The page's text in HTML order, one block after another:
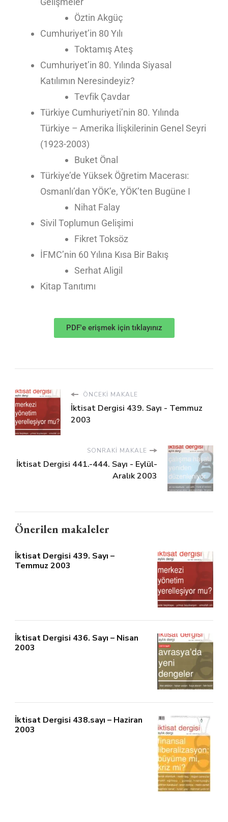
Öztin Akgüç
Cumhuriyet’in 80 Yılı
Toktamış Ateş
Cumhuriyet’in 80. Yılında Siyasal
Katılımın Neresindeyiz?
Tevfik Çavdar
Türkiye Cumhuriyeti’nin 80. Yılında
Türkiye – Amerika İlişkilerinin Genel Seyri
(1923-2003)
Buket Önal
Türkiye’de Yüksek Öğretim Macerası:
Osmanlı’dan YÖK’e, YÖK’ten Bugüne I
Nihat Falay
Sivil Toplumun Gelişimi
Fikret Toksöz
İFMC’nin 60 Yılına Kısa Bir Bakış
Serhat Aligil
Kitap Tanıtımı
PDF'e erişmek için tıklayınız
ÖNCEKI MAKALE
İktisat Dergisi 439. Sayı - Temmuz
2003
SONRAKI MAKALE
İktisat Dergisi 441.-444. Sayı - Eylül-
Aralık 2003
Önerilen makaleler
İktisat Dergisi 439. Sayı –
Temmuz 2003
İktisat Dergisi 436. Sayı – Nisan
2003
İktisat Dergisi 438.sayı – Haziran
2003